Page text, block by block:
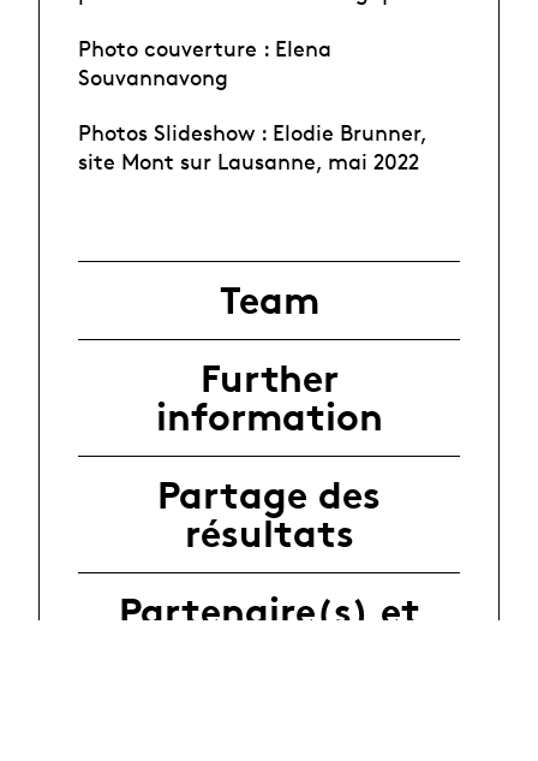
Photo couverture : Elena
Souvannavong
Photos Slideshow : Elodie Brunner,
site Mont sur Lausanne, mai 2022
Team
Further
information
Partage des
résultats
Partenaire(s) et